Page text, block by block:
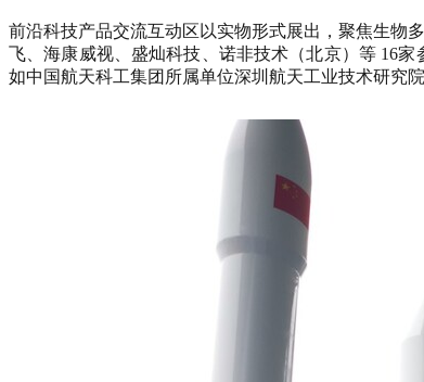
前沿科技产品交流互动区以实物形式展出，聚焦生物
飞、海康威视、盛灿科技、诺非技术（北京）等 16
如中国航天科工集团所属单位深圳航天工业技术研究